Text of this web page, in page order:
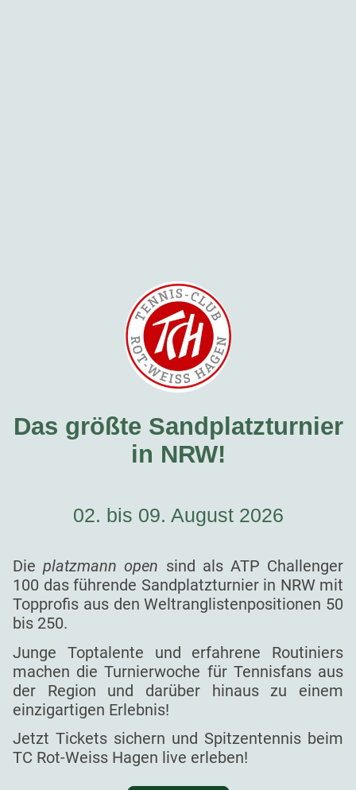
Das größte Sandplatzturnier
in NRW!
02. bis 09. August 2026
Dieplatzmann open sind als ATP Challenger
100 das führende Sandplatzturnier in NRW mit
Topprofis aus den Weltranglistenpositionen 50
bis 250.
Junge Toptalente und erfahrene Routiniers
machen die Turnierwoche für Tennisfans aus
der Region und darüber hinaus zu einem
einzigartigen Erlebnis!
Jetzt Tickets sichern und Spitzentennis beim
TC Rot-Weiss Hagen live erleben!